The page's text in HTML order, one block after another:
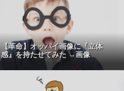
【革命】オッパイ画像に『立体
感』を持たせてみた →画像